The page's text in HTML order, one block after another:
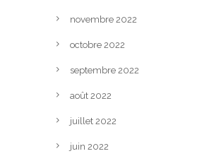
novembre 2022
octobre 2022
septembre 2022
août 2022
juillet 2022
juin 2022